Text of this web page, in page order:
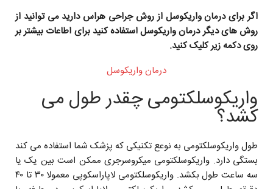
اگر برای درمان واریکوسل از روش جراحی هراس دارید می توانید از
روش های دیگر درمان واریکوسل استفاده کنید برای اطاعات بیشتر بر
روی دکمه زیر کلیک کنید.
درمان واریکوسل
واریکوسلکتومی چقدر طول می
کشد؟
طول واریکوسلکتومی به نوعع تکنیکی که پزشک شما استفاده می کند
بستگی دارد. واریکوسلکتومی میکروسرجری ممکن است بین یک یا
سه ساعت طول بکشد. واریکوسلکتومی لاپاراسکوپی معمولا ۳۰ تا ۴۰